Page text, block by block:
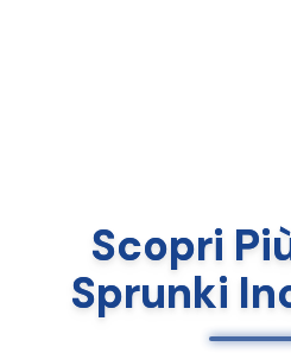
Scopri
Sprunki